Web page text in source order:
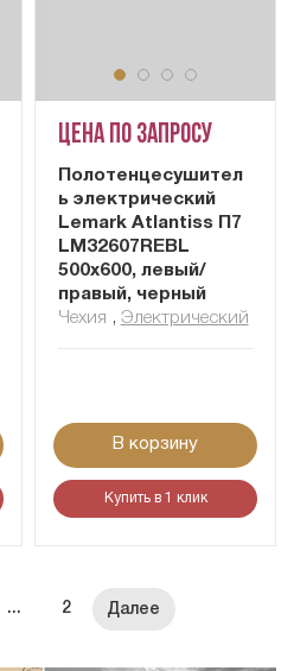
Цена по запросу
Полотенцесушител
ь электрический
Lemark Atlantiss П7
LM32607REBL
500x600, левый/
правый, черный
Чехия , Электрический
В корзину
Купить в 1 клик
... 2